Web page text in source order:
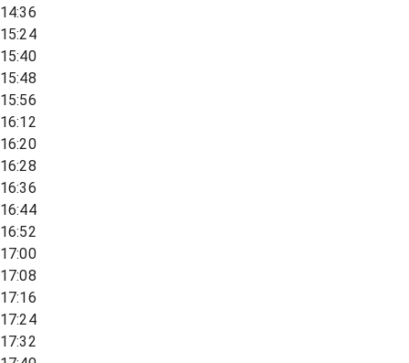
14:36
15:24
15:40
15:48
15:56
16:12
16:20
16:28
16:36
16:44
16:52
17:00
17:08
17:16
17:24
17:32